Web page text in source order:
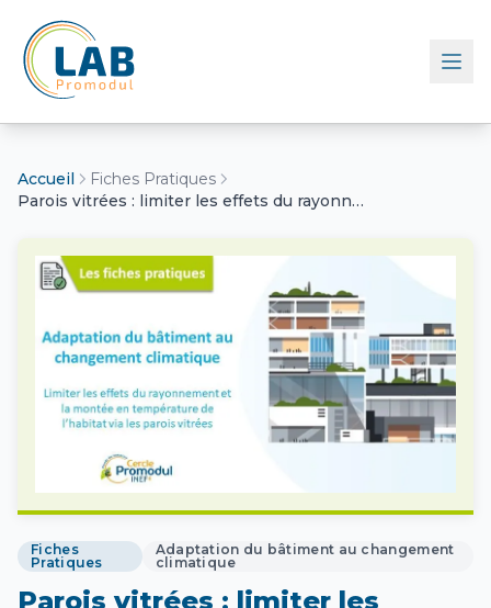
Retour à l'accueil
Accueil
Fiches Pratiques
Parois vitrées : limiter les effets du rayonnement et la montée en température
Fiches
Pratiques
Adaptation du bâtiment au changement
climatique
Parois vitrées : limiter les